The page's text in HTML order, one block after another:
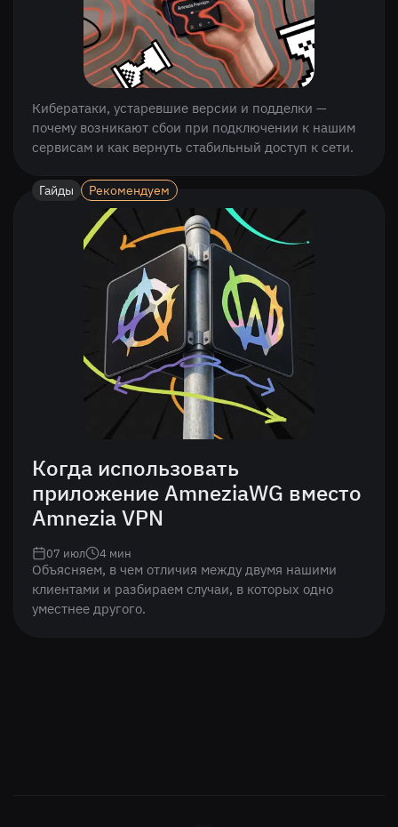
Кибератаки, устаревшие версии и подделки —
почему возникают сбои при подключении к нашим
сервисам и как вернуть стабильный доступ к сети.
Гайды Рекомендуем
Когда использовать
приложение AmneziaWG вместо
Amnezia VPN
Объясняем, в чем отличия между двумя нашими
клиентами и разбираем случаи, в которых одно
уместнее другого.
07 июл 4 мин